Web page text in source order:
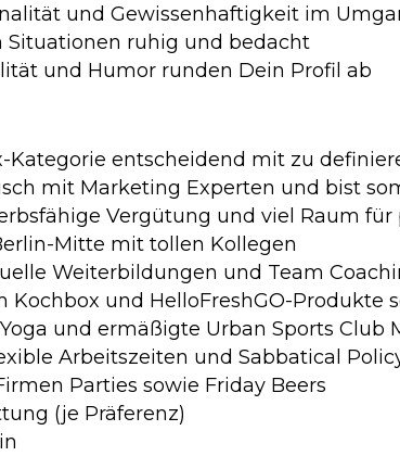
und Gewissenhaftigkeit im
Situationen ruhig und bedacht
und Humor runden Dein Profil ab
Kategorie entscheidend mit zu
mit Marketing Experten und bist
Vergütung und viel Raum für
Mitte mit tollen Kollegen
Weiterbildungen und Team
und HelloFreshGO-Produkte
und ermäßigte Urban Sports Club
Arbeitszeiten und Sabbatical
Parties sowie Friday Beers
(je Präferenz)